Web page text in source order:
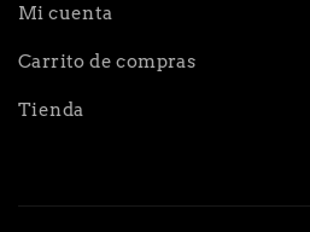
Mi cuenta
Carrito de compras
Tienda